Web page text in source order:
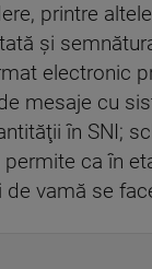
printre
şi
electronic
mesaje cu
în SNI;
ca în
vamă se